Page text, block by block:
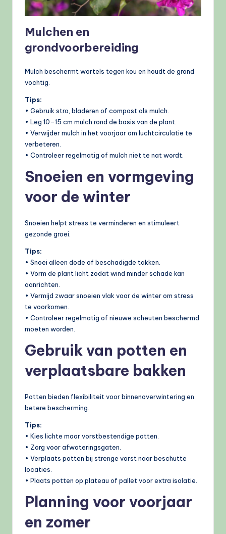
Mulchen en
grondvoorbereiding
Mulch beschermt wortels tegen kou en houdt de grond
vochtig.
Tips:
• Gebruik stro, bladeren of compost als mulch.
• Leg 10–15 cm mulch rond de basis van de plant.
• Verwijder mulch in het voorjaar om luchtcirculatie te
verbeteren.
• Controleer regelmatig of mulch niet te nat wordt.
Snoeien en vormgeving
voor de winter
Snoeien helpt stress te verminderen en stimuleert
gezonde groei.
Tips:
• Snoei alleen dode of beschadigde takken.
• Vorm de plant licht zodat wind minder schade kan
aanrichten.
• Vermijd zwaar snoeien vlak voor de winter om stress
te voorkomen.
• Controleer regelmatig of nieuwe scheuten beschermd
moeten worden.
Gebruik van potten en
verplaatsbare bakken
Potten bieden flexibiliteit voor binnenoverwintering en
betere bescherming.
Tips:
• Kies lichte maar vorstbestendige potten.
• Zorg voor afwateringsgaten.
• Verplaats potten bij strenge vorst naar beschutte
locaties.
• Plaats potten op plateau of pallet voor extra isolatie.
Planning voor voorjaar
en zomer